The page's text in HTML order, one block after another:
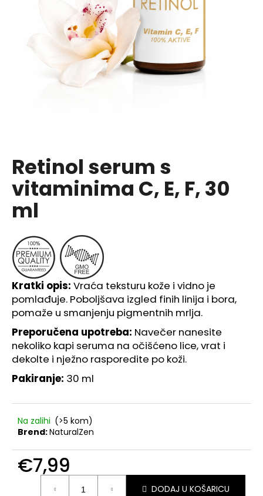
Retinol serum s
vitaminima C, E, F, 30
ml
Kratki opis: Vraća teksturu kože i vidno je
pomlađuje. Poboljšava izgled finih linija i bora,
pomaže u smanjenju pigmentnih mrlja.
Preporučena upotreba: Navečer nanesite
nekoliko kapi seruma na očišćeno lice, vrat i
dekolte i nježno rasporedite po koži.
Pakiranje: 30 ml
Na zalihi (>5 kom)
Brend:NaturalZen
€7,99
Izračunaj
DODAJ U KOŠARICU
PRETRAŽI
č
u
j
e
m
o
EXTRAKT
JAPANSKOG
DRESNIKA
€13,49